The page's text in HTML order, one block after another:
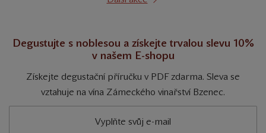
Degustujte s noblesou a získejte trvalou slevu 10%
v našem E-shopu
Získejte degustační příručku v PDF zdarma. Sleva se
vztahuje na vína Zámeckého vinařství Bzenec.